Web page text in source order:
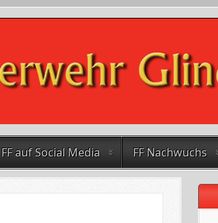
FF auf Social Media FF Nachwuchs